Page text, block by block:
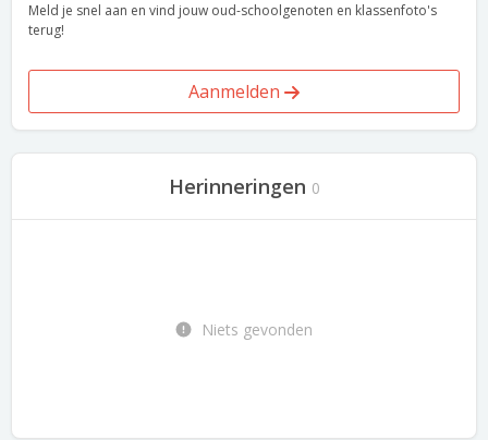
Meld je snel aan en vind jouw oud-schoolgenoten en klassenfoto's
terug!
Aanmelden
Herinneringen 0
Niets gevonden